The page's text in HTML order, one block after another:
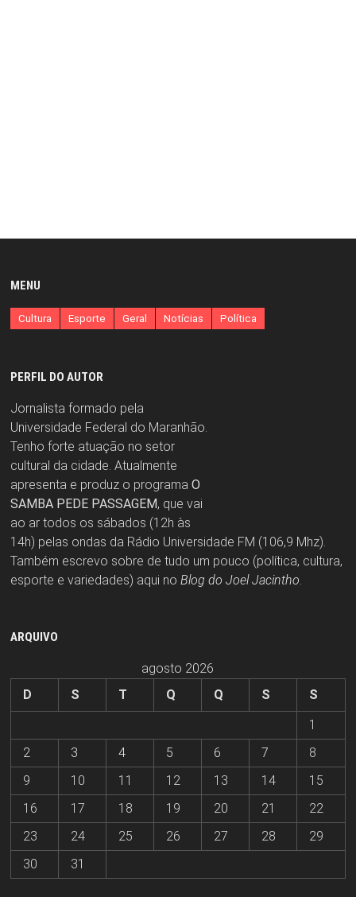
MENU
Cultura Esporte Geral Notícias Política
PERFIL DO AUTOR
Jornalista formado pela
Universidade Federal do Maranhão.
Tenho forte atuação no setor
cultural da cidade. Atualmente
apresenta e produz o programa O
SAMBA PEDE PASSAGEM, que vai
ao ar todos os sábados (12h às
14h) pelas ondas da Rádio Universidade FM (106,9 Mhz).
Também escrevo sobre de tudo um pouco (política, cultura,
esporte e variedades) aqui no Blog do Joel Jacintho
ARQUIVO
agosto 2026
D
S T Q Q S
S
1
2
3 4 5 6 7
8
9
10 11 12 13 14
15
16
17 18 19 20 21
22
23
24 25 26 27 28
29
30
31